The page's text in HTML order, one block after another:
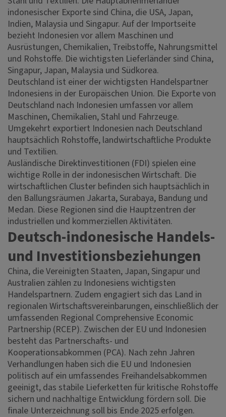
indonesischer Exporte sind China, die USA, Japan,
Indien, Malaysia und Singapur. Auf der Importseite
bezieht Indonesien vor allem Maschinen und
Ausrüstungen, Chemikalien, Treibstoffe, Nahrungsmittel
und Rohstoffe. Die wichtigsten Lieferländer sind China,
Singapur, Japan, Malaysia und Südkorea.
Deutschland ist einer der wichtigsten Handelspartner
Indonesiens in der Europäischen Union. Die Exporte von
Deutschland nach Indonesien umfassen vor allem
Maschinen, Chemikalien, Stahl und Fahrzeuge.
Umgekehrt exportiert Indonesien nach Deutschland
hauptsächlich Rohstoffe, landwirtschaftliche Produkte
und Textilien.
Ausländische Direktinvestitionen (FDI) spielen eine
wichtige Rolle in der indonesischen Wirtschaft. Die
wirtschaftlichen Cluster befinden sich hauptsächlich in
den Ballungsräumen Jakarta, Surabaya, Bandung und
Medan. Diese Regionen sind die Hauptzentren der
industriellen und kommerziellen Aktivitäten.
Deutsch-indonesische Handels-
und Investitionsbeziehungen
China, die Vereinigten Staaten, Japan, Singapur und
Australien zählen zu Indonesiens wichtigsten
Handelspartnern. Zudem engagiert sich das Land in
regionalen Wirtschaftsvereinbarungen, einschließlich der
umfassenden Regional Comprehensive Economic
Partnership (RCEP). Zwischen der EU und Indonesien
besteht das Partnerschafts- und
Kooperationsabkommen (PCA). Nach zehn Jahren
Verhandlungen haben sich die EU und Indonesien
politisch auf ein umfassendes Freihandelsabkommen
geeinigt, das stabile Lieferketten für kritische Rohstoffe
sichern und nachhaltige Entwicklung fördern soll. Die
finale Unterzeichnung soll bis Ende 2025 erfolgen.